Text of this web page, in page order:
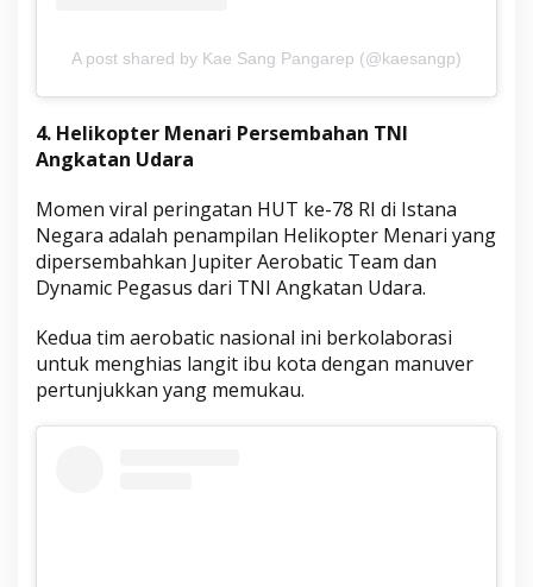
A post shared by Kae Sang Pangarep (@kaesangp)
4. Helikopter Menari Persembahan TNI
Angkatan Udara
Momen viral peringatan HUT ke-78 RI di Istana
Negara adalah penampilan Helikopter Menari yang
dipersembahkan Jupiter Aerobatic Team dan
Dynamic Pegasus dari TNI Angkatan Udara.
Kedua tim aerobatic nasional ini berkolaborasi
untuk menghias langit ibu kota dengan manuver
pertunjukkan yang memukau.